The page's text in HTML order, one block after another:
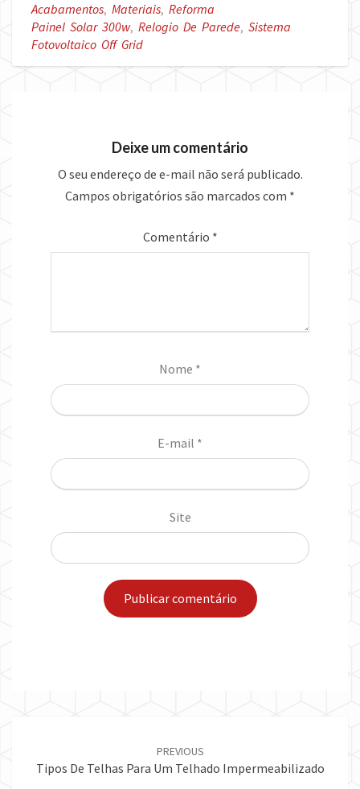
Acabamentos, Materiais, Reforma
Painel Solar 300w, Relogio De Parede, Sistema
Fotovoltaico Off Grid
Deixe um comentário
O seu endereço de e-mail não será publicado.
Campos obrigatórios são marcados com *
Comentário *
Nome *
E-mail *
Site
PREVIOUS
Tipos De Telhas Para Um Telhado Impermeabilizado